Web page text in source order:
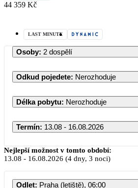
44 359 Kč
LAST MINUTE
Osoby: 2 dospělí
Odkud pojedete: Nerozhoduje
Délka pobytu: Nerozhoduje
Termín: 13.08 - 16.08.2026
Srpen 2026
PO ÚT ST ČT
Nejlepší možnost v tomto období:
13.08 - 16.08.2026 (4 dny, 3 noci)
Odlet: Praha (letiště), 06:00